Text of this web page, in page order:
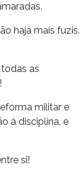
haja mais fuzis.
as
militar e
à disciplina, e
si!